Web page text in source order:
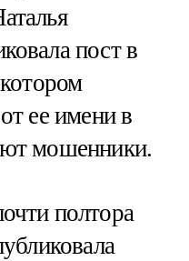
пост в
ее имени в
мошенники.
полтора